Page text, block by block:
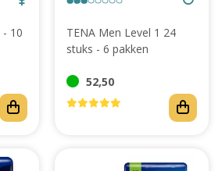
TENA Men Level 1 24
stuks - 6 pakken
52,50